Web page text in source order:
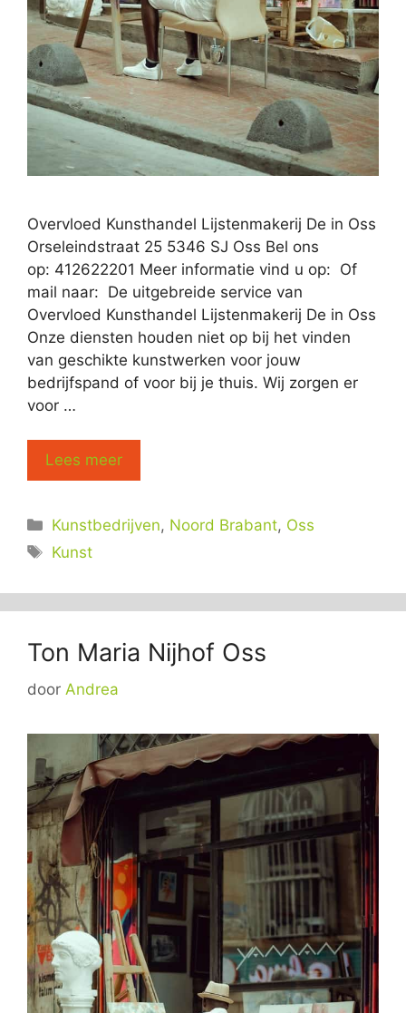
Overvloed Kunsthandel Lijstenmakerij De in Oss
Orseleindstraat 25 5346 SJ Oss Bel ons
op: 412622201 Meer informatie vind u op: Of
mail naar: De uitgebreide service van
Overvloed Kunsthandel Lijstenmakerij De in Oss
Onze diensten houden niet op bij het vinden
van geschikte kunstwerken voor jouw
bedrijfspand of voor bij je thuis. Wij zorgen er
voor …
Lees meer
Categorieën
Kunstbedrijven, Noord Brabant, Oss
Tags
Kunst
Ton Maria Nijhof Oss
door Andrea